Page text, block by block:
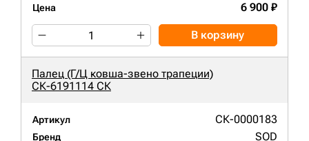
Цена 6 900 ₽
В корзину
Палец (Г/Ц ковша-звено трапеции)
СК-6191114 СК
Артикул СК-0000183
Бренд SOD